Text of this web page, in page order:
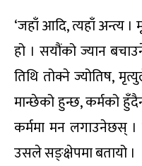
‘जहाँ आदि, त्यहाँ अन्त्य
हो । सयौंको ज्यान
तिथि तोक्ने ज्योतिष,
मान्छेको हुन्छ, कर्मको
कर्ममा मन लगाउनेछस् ।
उसले सङ्क्षेपमा बतायो ।